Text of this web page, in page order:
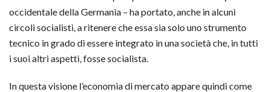
occidentale della Germania – ha portato, anche in alcuni
circoli socialisti, a ritenere che essa sia solo uno strumento
tecnico in grado di essere integrato in una società che, in tutti
i suoi altri aspetti, fosse socialista.
In questa visione l’economia di mercato appare quindi come